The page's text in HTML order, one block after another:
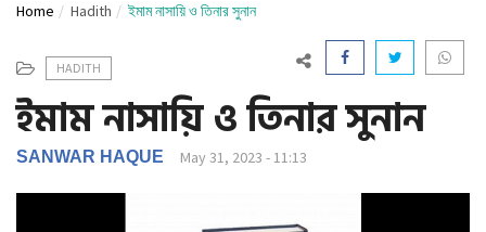
g
e
N
a
v
Home Hadith ইমাম নাসায়ি ও তিনার সুনান
HADITH
ইমাম নাসায়ি ও তিনার সুনান
SANWAR HAQUE May 31, 2023 - 11:13